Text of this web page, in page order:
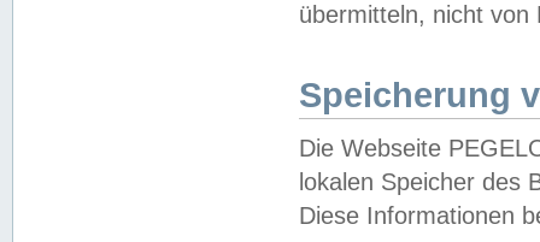
übermitteln, nicht von
Speicherung
Die Webseite
lokalen Speicher des
Diese Informationen